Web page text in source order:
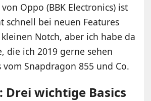
Oppo (BBK Electronics) ist
schnell bei neuen Features
Notch, aber ich habe da
die ich 2019 gerne sehen
vom Snapdragon 855 und Co.
Drei wichtige Basics